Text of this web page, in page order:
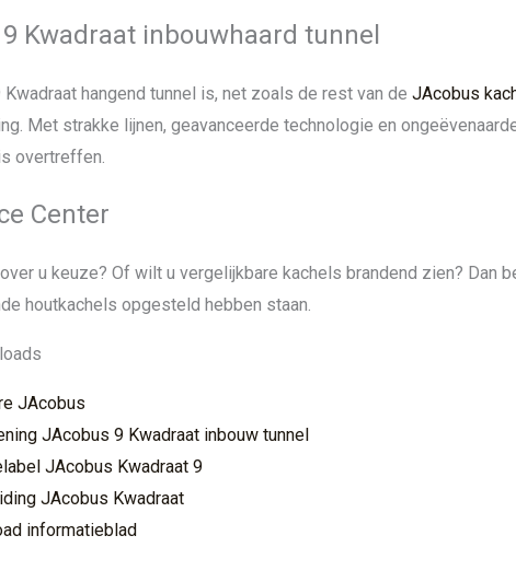
Kwadraat inbouwhaard tunnel
Kwadraat hangend tunnel is, net zoals de rest van de JAcobus
Met strakke lijnen, geavanceerde technologie en
overtreffen.
Center
u keuze? Of wilt u vergelijkbare kachels brandend zien? Dan
houtkachels opgesteld hebben staan.
JAcobus
JAcobus 9 Kwadraat inbouw tunnel
JAcobus Kwadraat 9
JAcobus Kwadraat
informatieblad